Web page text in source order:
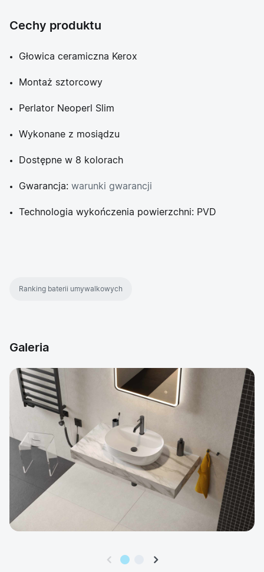
Cechy produktu
Głowica ceramiczna Kerox
Montaż sztorcowy
Perlator Neoperl Slim
Wykonane z mosiądzu
Dostępne w 8 kolorach
Gwarancja: warunki gwarancji
Technologia wykończenia powierzchni: PVD
Ranking baterii umywalkowych
Galeria